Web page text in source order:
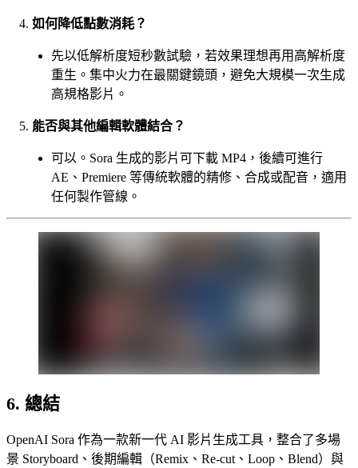
如何降低點數消耗？
先以低解析度短秒數試驗，若效果理想再用高解析度
重生。集中火力在最關鍵鏡頭，避免大規模一次生成
高規格影片。
能否與其他編輯軟體結合？
可以。Sora 生成的影片可下載 MP4，後續可進行
AE、Premiere 等傳統軟體的精修、合成或配音，適用
任何製作管線。
6. 總結
OpenAI Sora 作為一款新一代 AI 影片生成工具，整合了多場
景 Storyboard、後期編輯（Remix、Re-cut、Loop、Blend）與